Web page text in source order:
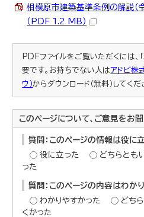
相模原市建築基準条例の解説
（PDF 1.2 MB）
PDFファイルをご覧いただくには、
要です。お持ちでない人はアドビ株
ウ）からダウンロード（無料）してくだ
このページについて、ご意見をお
質問：このページの情報は役に
役に立った
どちらとも
った
質問：このページの内容はわか
わかりやすかった
どち
くかった